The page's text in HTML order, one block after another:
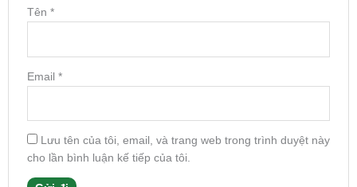
Tên *
Email *
Lưu tên của tôi, email, và trang web trong trình duyệt này
cho lần bình luận kế tiếp của tôi.